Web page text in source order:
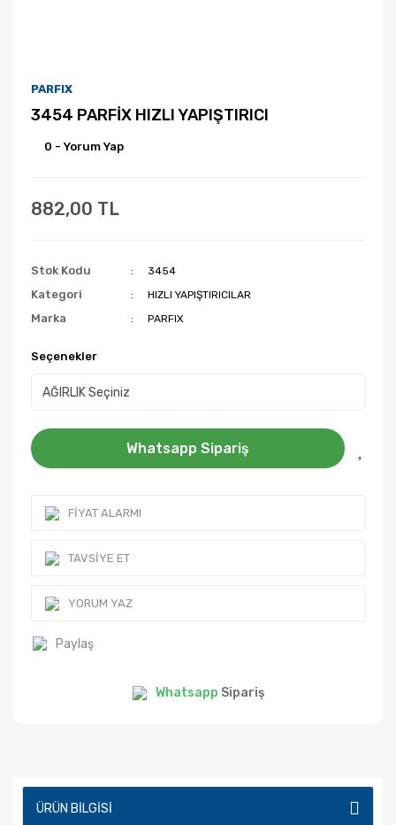
PARFIX
3454 PARFİX HIZLI YAPIŞTIRICI
0 - Yorum Yap
882,00 TL
Stok Kodu 3454
Kategori HIZLI YAPIŞTIRICILAR
Marka PARFIX
Seçenekler
Whatsapp Sipariş
FIYAT ALARMI
TAVSIYE ET
YORUM YAZ
Paylaş
Whatsapp Sipariş
ÜRÜN BILGISI